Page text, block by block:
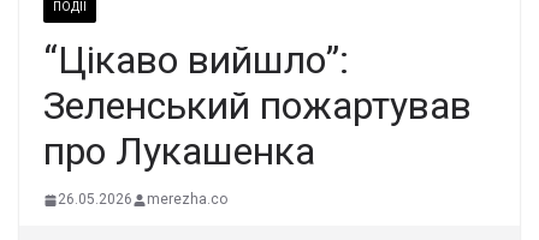
ПОДІЇ
“Цікаво вийшло”:
Зеленський пожартував
про Лукашенка
26.05.2026 merezha.co